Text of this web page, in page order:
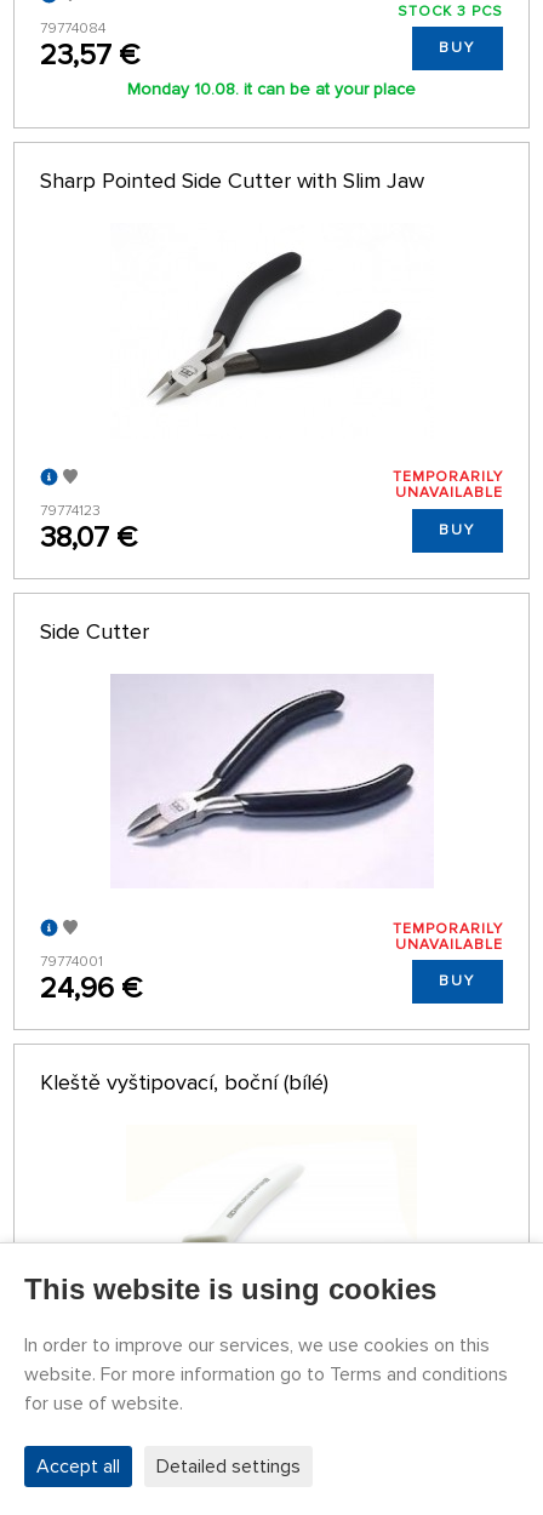
79774084
23,57 €
STOCK 3 PCS
BUY
Monday 10.08. it can be at your place
Sharp Pointed Side Cutter with Slim Jaw
79774123
38,07 €
TEMPORARILY
UNAVAILABLE
BUY
Side Cutter
79774001
24,96 €
TEMPORARILY
UNAVAILABLE
BUY
Kleště vyštipovací, boční (bílé)
79769945
12,91 €
TEMPORARILY
This website is using cookies
In order to improve our services, we use cookies on this
website. For more information go to Terms and conditions
for use of website.
Accept all Detailed settings